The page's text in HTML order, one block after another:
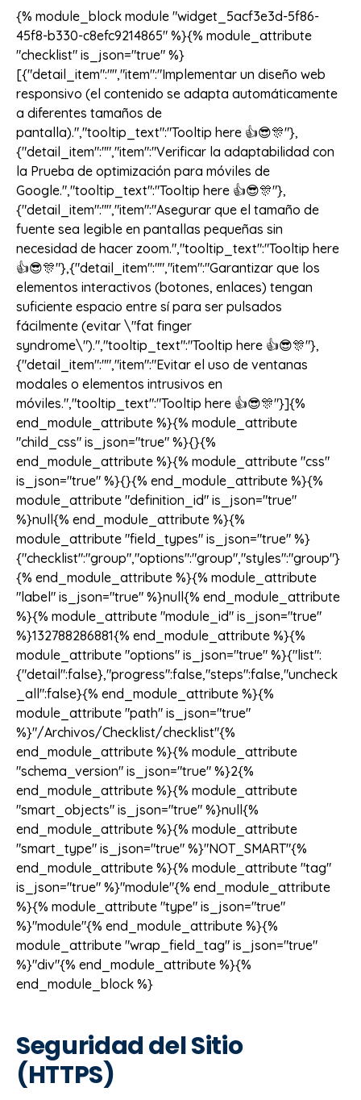
{% module_block module "widget_5acf3e3d-5f86-
45f8-b330-c8efc9214865" %}{% module_attribute
"checklist" is_json="true" %}
[{"detail_item":"","item":"Implementar un diseño web
responsivo (el contenido se adapta automáticamente
a diferentes tamaños de
pantalla).","tooltip_text":"Tooltip here 👍😎🎊"},
{"detail_item":"","item":"Verificar la adaptabilidad con
la Prueba de optimización para móviles de
Google.","tooltip_text":"Tooltip here 👍😎🎊"},
{"detail_item":"","item":"Asegurar que el tamaño de
fuente sea legible en pantallas pequeñas sin
necesidad de hacer zoom.","tooltip_text":"Tooltip here
👍😎🎊"},{"detail_item":"","item":"Garantizar que los
elementos interactivos (botones, enlaces) tengan
suficiente espacio entre sí para ser pulsados
fácilmente (evitar \"fat finger
syndrome\").","tooltip_text":"Tooltip here 👍😎🎊"},
{"detail_item":"","item":"Evitar el uso de ventanas
modales o elementos intrusivos en
móviles.","tooltip_text":"Tooltip here 👍😎🎊"}]{%
end_module_attribute %}{% module_attribute
"child_css" is_json="true" %}{}{%
end_module_attribute %}{% module_attribute "css"
is_json="true" %}{}{% end_module_attribute %}{%
module_attribute "definition_id" is_json="true"
%}null{% end_module_attribute %}{%
module_attribute "field_types" is_json="true" %}
{"checklist":"group","options":"group","styles":"group"}
{% end_module_attribute %}{% module_attribute
"label" is_json="true" %}null{% end_module_attribute
%}{% module_attribute "module_id" is_json="true"
%}132788286881{% end_module_attribute %}{%
module_attribute "options" is_json="true" %}{"list":
{"detail":false},"progress":false,"steps":false,"uncheck
_all":false}{% end_module_attribute %}{%
module_attribute "path" is_json="true"
%}"/Archivos/Checklist/checklist"{%
end_module_attribute %}{% module_attribute
"schema_version" is_json="true" %}2{%
end_module_attribute %}{% module_attribute
"smart_objects" is_json="true" %}null{%
end_module_attribute %}{% module_attribute
"smart_type" is_json="true" %}"NOT_SMART"{%
end_module_attribute %}{% module_attribute "tag"
is_json="true" %}"module"{% end_module_attribute
%}{% module_attribute "type" is_json="true"
%}"module"{% end_module_attribute %}{%
module_attribute "wrap_field_tag" is_json="true"
%}"div"{% end_module_attribute %}{%
end_module_block %}
Seguridad del Sitio
(HTTPS)